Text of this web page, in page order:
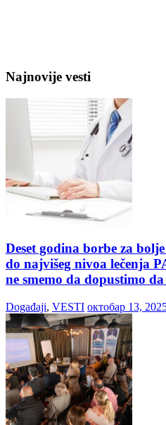
Najnovije vesti
Deset godina borbe za
do najvišeg nivoa lečenja
ne smemo da dopustimo da
Događaji, VESTI октобар 13,